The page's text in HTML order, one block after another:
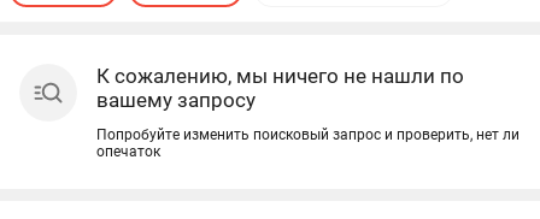
К сожалению, мы ничего не нашли по
вашему запросу
Попробуйте изменить поисковый запрос и проверить, нет ли
опечаток